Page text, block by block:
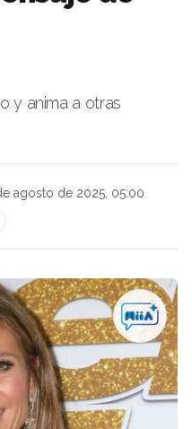
y anima a otras
agosto de 2025, 05:00